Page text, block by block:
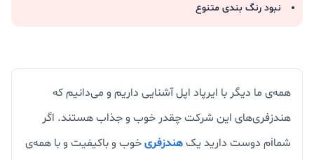
نبود رنگ بندی متنوع
همه‌ی ما دیگر با ایرپاد اپل آشنایی داریم و می‌دانیم که
هندزفری‌های این شرکت چقدر خوب و جذاب هستند. اگر
شماiم دوست دارید یک
هندزفریخوب و باکیفیت و با همه‌ی